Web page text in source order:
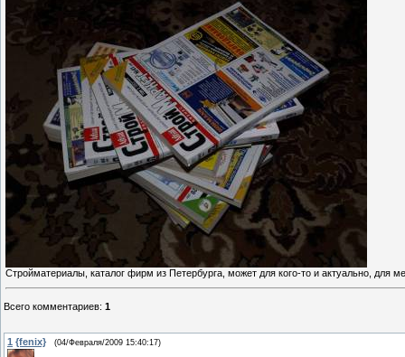
Стройматериалы, каталог фирм из Петербурга, может для кого-то и актуально, для
Всего комментариев: 1
1 {fenix} (04/Февраля/2009 15:40:17)